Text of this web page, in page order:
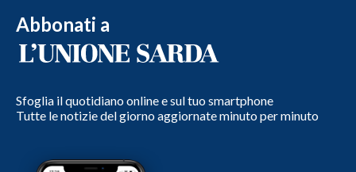
Abbonati a
Sfoglia il quotidiano online e sul tuo smartphone
Tutte le notizie del giorno aggiornate minuto per minuto